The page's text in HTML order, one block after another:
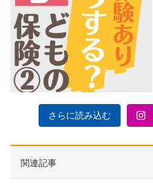
さらに読み込む
関連記事